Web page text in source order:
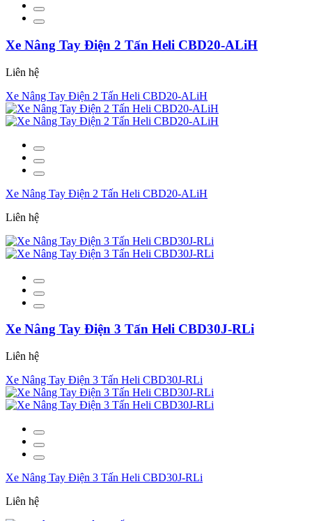
Xe Nâng Tay Điện 2 Tấn Heli CBD20-ALiH
Liên hệ
Xe Nâng Tay Điện 2 Tấn Heli CBD20-ALiH
Xe Nâng Tay Điện 2 Tấn Heli CBD20-ALiH
Liên hệ
Xe Nâng Tay Điện 3 Tấn Heli CBD30J-RLi
Liên hệ
Xe Nâng Tay Điện 3 Tấn Heli CBD30J-RLi
Xe Nâng Tay Điện 3 Tấn Heli CBD30J-RLi
Liên hệ